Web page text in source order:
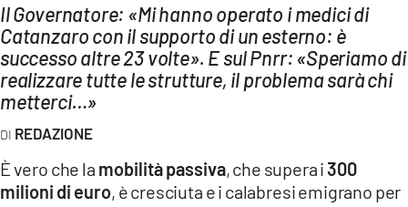
LaC
Network
LACPLAY.IT
LACTV.IT
LACONAIR.IT
LACITYMAG.IT
Il Governatore: «Mi hanno operato i medici di
Catanzaro con il supporto di un esterno: è
successo altre 23 volte». E sul Pnrr: «Speriamo di
realizzare tutte le strutture, il problema sarà chi
metterci…»
REDAZIONE
È vero che la mobilità passiva, che supera i300
milioni di euro, è cresciuta e i calabresi emigrano per